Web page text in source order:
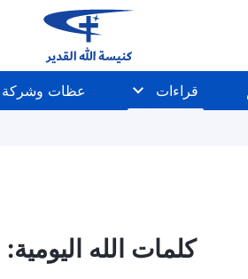
قراءات عظات وشركة
كلمات الله اليومية: